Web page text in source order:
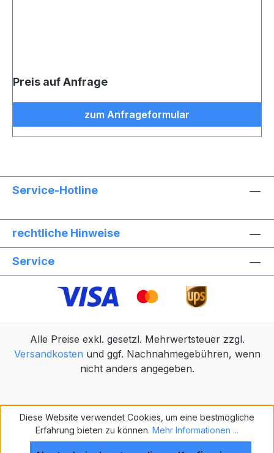
Preis auf Anfrage
zum Anfrageformular
Service-Hotline
rechtliche Hinweise
Service
Alle Preise exkl. gesetzl. Mehrwertsteuer zzgl.
Versandkosten und ggf. Nachnahmegebühren, wenn
nicht anders angegeben.
Diese Website verwendet Cookies, um eine bestmögliche
Erfahrung bieten zu können. Mehr Informationen ...